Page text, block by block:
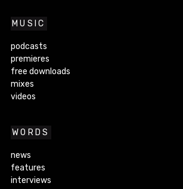
MUSIC
podcasts
premieres
free downloads
mixes
videos
WORDS
news
features
interviews